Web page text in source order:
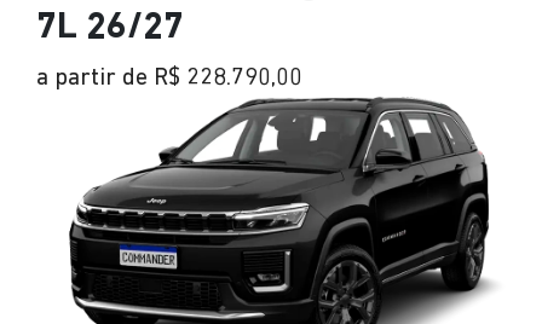
7L 26/27
a partir de R$ 228.790,00